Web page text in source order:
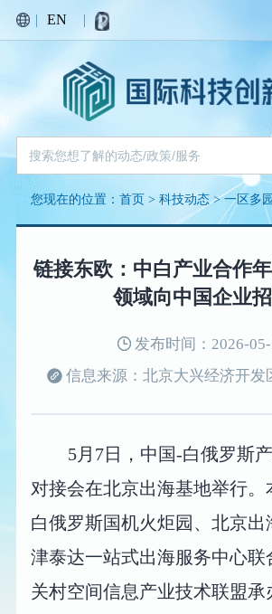
| EN |
您现在的位置：首页 >科技动态>一区多园
链接东欧：中白产业合作
领域向中国企业
发布时间：2026-
信息来源：北京大兴经济开发
5月7日，中国-白俄罗斯
对接会在北京出海基地举行。
白俄罗斯国机火炬园、北京出
津泰达一站式出海服务中心联
关村空间信息产业技术联盟承